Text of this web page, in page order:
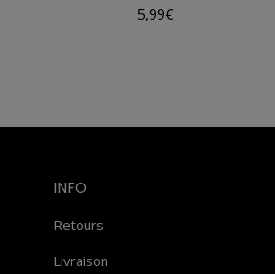
5,99€
INFO
Retours
Livraison